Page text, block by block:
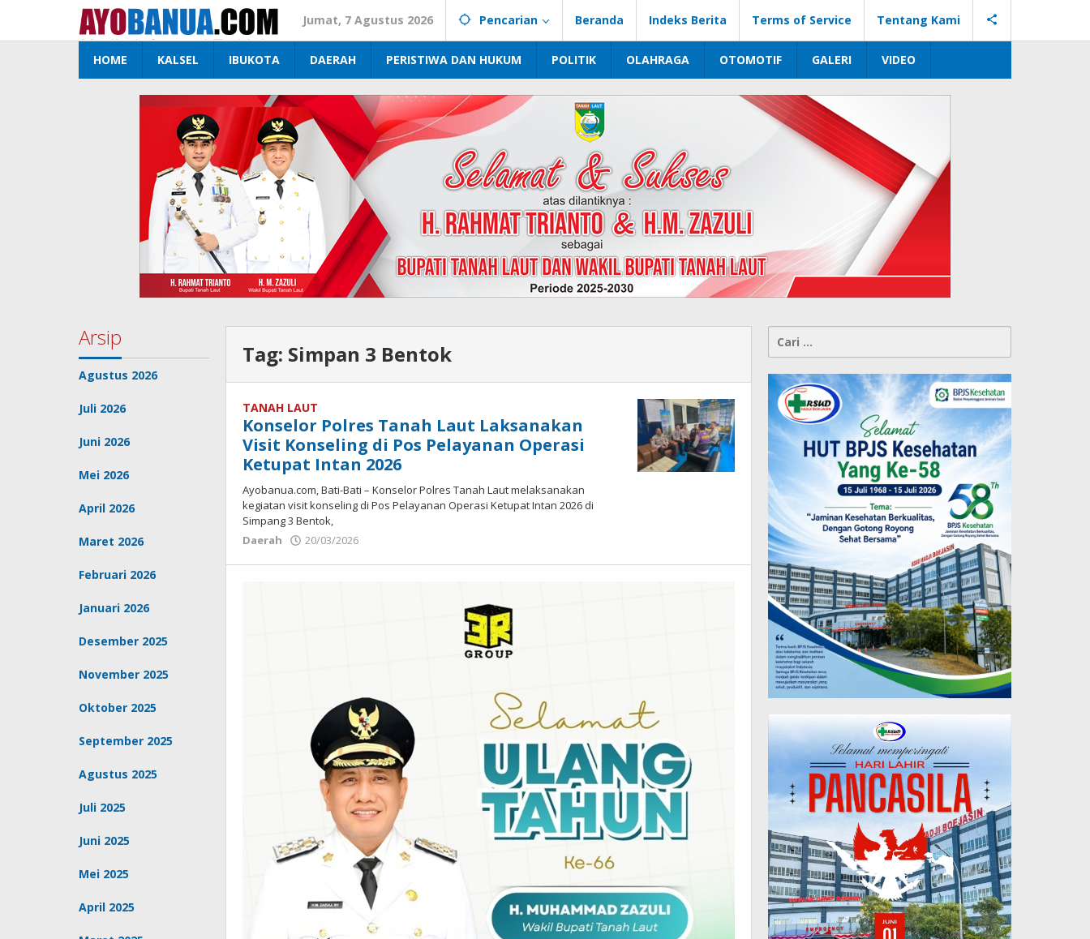
konten
Jumat, 7 Agustus 2026 Pencarian Beranda Indeks Berita Terms of Service Tentang Kami
HOME KALSEL IBUKOTA DAERAH PERISTIWA DAN HUKUM POLITIK OLAHRAGA OTOMOTIF GALERI VIDEO
Arsip
Agustus 2026
Juli 2026
Juni 2026
Mei 2026
April 2026
Maret 2026
Februari 2026
Januari 2026
Desember 2025
November 2025
Oktober 2025
September 2025
Agustus 2025
Juli 2025
Juni 2025
Mei 2025
April 2025
Tag: Simpan 3 Bentok
TANAH LAUT
Konselor Polres Tanah Laut Laksanakan
Visit Konseling di Pos Pelayanan Operasi
Ketupat Intan 2026
Ayobanua.com, Bati-Bati – Konselor Polres Tanah Laut melaksanakan
kegiatan visit konseling di Pos Pelayanan Operasi Ketupat Intan 2026 di
Simpang 3 Bentok,
Daerah
20/03/2026
Cari
untuk: